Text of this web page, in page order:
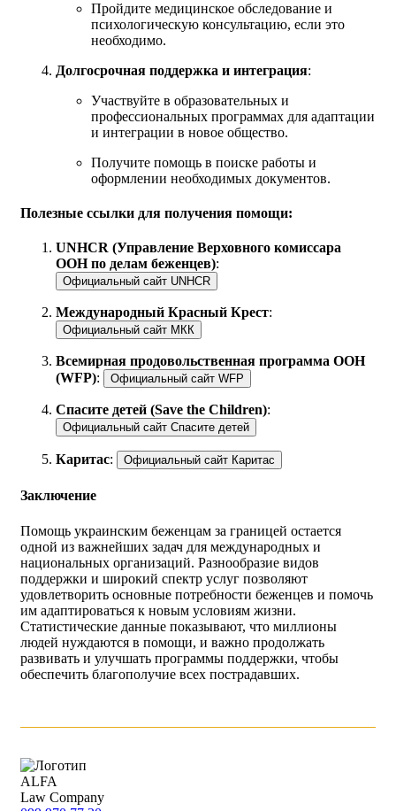
Пройдите медицинское обследование и
психологическую консультацию, если это
необходимо.
Долгосрочная поддержка и интеграция:
Участвуйте в образовательных и
профессиональных программах для адаптации
и интеграции в новое общество.
Получите помощь в поиске работы и
оформлении необходимых документов.
Полезные ссылки для получения помощи:
UNHCR (Управление Верховного комиссара
ООН по делам беженцев):
Официальный сайт UNHCR
Международный Красный Крест:
Официальный сайт МКК
Всемирная продовольственная программа ООН
(WFP): Официальный сайт WFP
Спасите детей (Save the Children):
Официальный сайт Спасите детей
Каритас: Официальный сайт Каритас
Заключение
Помощь украинским беженцам за границей остается
одной из важнейших задач для международных и
национальных организаций. Разнообразие видов
поддержки и широкий спектр услуг позволяют
удовлетворить основные потребности беженцев и помочь
им адаптироваться к новым условиям жизни.
Статистические данные показывают, что миллионы
людей нуждаются в помощи, и важно продолжать
развивать и улучшать программы поддержки, чтобы
обеспечить благополучие всех пострадавших.
ALFA
Law Company